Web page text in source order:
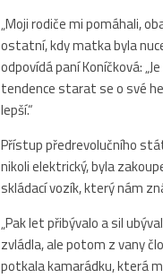
„Moji rodiče mi pomáhali,
ostatní, kdy matka byla
odpovídá paní Koníčková:
tendence starat se o své
lepší.“
Přístup předrevolučního
nikoli elektrický, byla
skládací vozík, který nám
„Pak let přibývalo a sil
zvládla, ale potom z vany
potkala kamarádku, která